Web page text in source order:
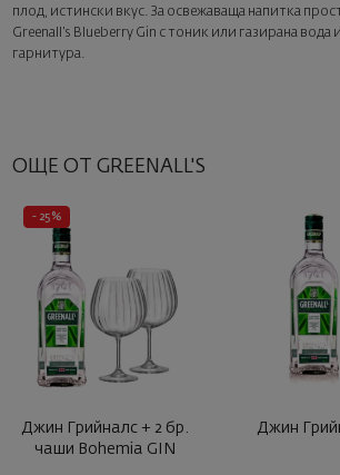
плод, истински вкус. За освежаваща напитка
Greenall’s Blueberry Gin с тоник или газирана
гарнитура.
ОЩЕ ОТ GREENALL'S
- 25%
Джин Грийналс + 2 бр.
чаши Bohemia GIN
Джин